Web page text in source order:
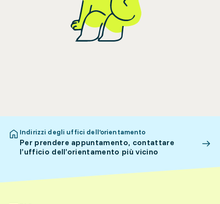
Indirizzi degli uffici dell’orientamento
Per prendere appuntamento, contattare
l’ufficio dell’orientamento più vicino